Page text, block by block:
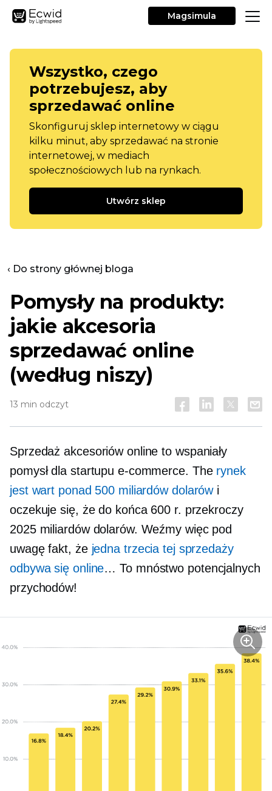
Magsimula
Wszystko, czego
potrzebujesz, aby
sprzedawać online
Skonfiguruj sklep internetowy w ciągu
kilku minut, aby sprzedawać na stronie
internetowej, w mediach
społecznościowych lub na rynkach.
Utwórz sklep
‹ Do strony głównej bloga
Pomysły na produkty:
jakie akcesoria
sprzedawać online
(według niszy)
13 min odczyt
Sprzedaż akcesoriów online to wspaniały
pomysł dla startupu e-commerce. The rynek
jest wart ponad 500 miliardów dolarówi
oczekuje się, że do końca 600 r. przekroczy
2025 miliardów dolarów. Weźmy więc pod
uwagę fakt, że jedna trzecia tej sprzedaży
odbywa się online… To mnóstwo potencjalnych
przychodów!